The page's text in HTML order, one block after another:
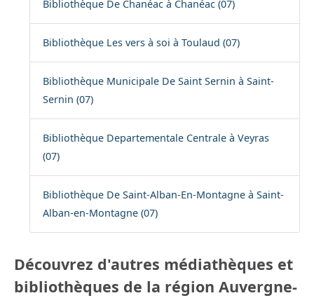
Bibliothèque De Chanéac à Chanéac (07)
Bibliothèque Les vers à soi à Toulaud (07)
Bibliothèque Municipale De Saint Sernin à Saint-
Sernin (07)
Bibliothèque Departementale Centrale à Veyras
(07)
Bibliothèque De Saint-Alban-En-Montagne à Saint-
Alban-en-Montagne (07)
Découvrez d'autres médiathèques et
bibliothèques de la région Auvergne-